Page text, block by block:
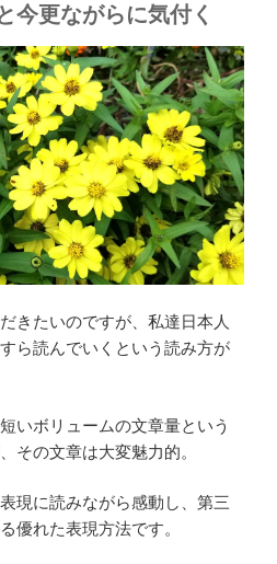
今更ながらに気付く
きたいのですが、私達日本人
ら読んでいくという読み方が
いボリュームの文章量という
その文章は大変魅力的。
現に読みながら感動し、第三
優れた表現方法です。